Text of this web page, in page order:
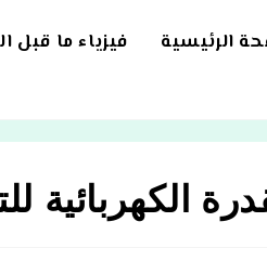
الرئيسية فيزياء ما قبل
الكهربائية